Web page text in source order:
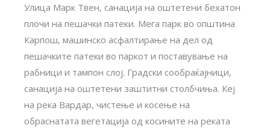
Улица Марк Твен, санација на оштетени бехатон
плочи на пешачки патеки. Мега парк во општина
Карпош, машинско асфалтирање на дел од
пешачките патеки во паркот и поставување на
рабници и тампон слој. Градски сообраќајници,
санација на оштетени заштитни столбчиња. Кеј
на река Вардар, чистење и косење на
обраснатата вегетација од косините на реката